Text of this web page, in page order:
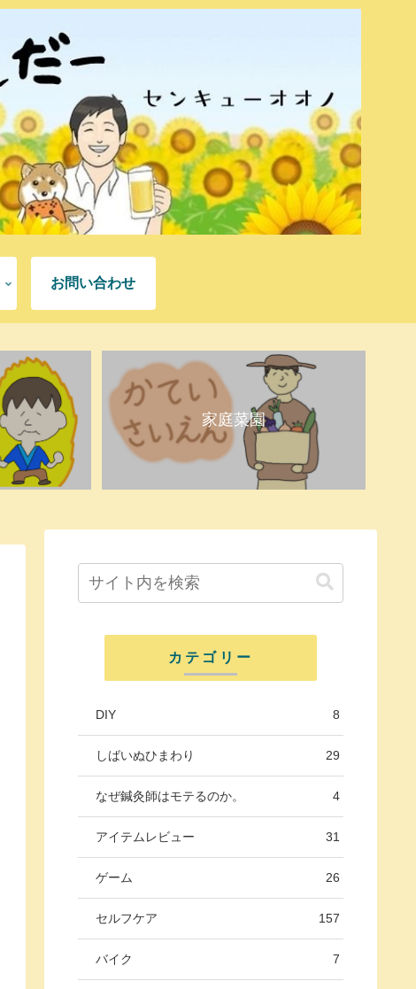
お問い合わせ
家庭菜園
カテゴリー
DIY 8
しばいぬひまわり 29
なぜ鍼灸師はモテるのか。 4
アイテムレビュー 31
ゲーム 26
セルフケア 157
バイク 7